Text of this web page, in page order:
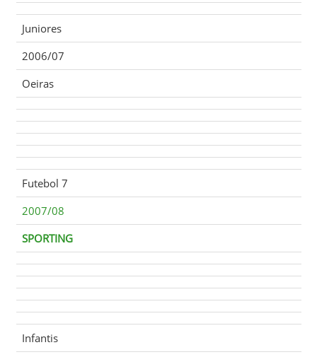
Juniores
2006/07
Oeiras
Futebol 7
2007/08
SPORTING
Infantis